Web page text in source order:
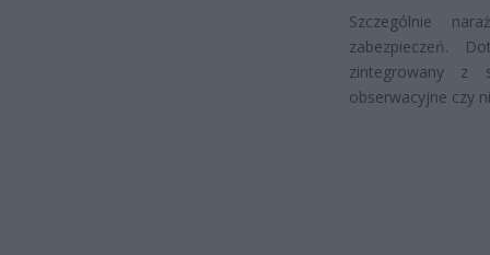
Szczególnie
zabezpieczeń.
zintegrowany z
obserwacyjne czy